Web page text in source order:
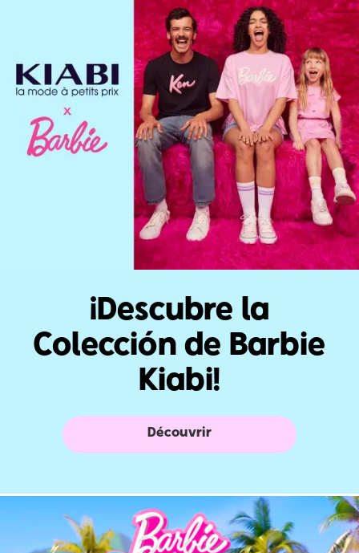
Mechas
Moradas
Falda
Vaqueras
Rosas,
Rubia
Falda
A
Cuadros,
Rubia
¡Descubre la
Colección de Barbie
Kiabi!
Découvrir